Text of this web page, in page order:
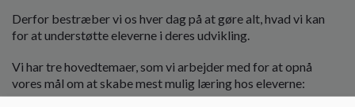
Derfor bestræber vi os hver dag på at gøre alt, hvad vi kan
for at understøtte eleverne i deres udvikling.
Vi har tre hovedtemaer, som vi arbejder med for at opnå
vores mål om at skabe mest mulig læring hos eleverne: